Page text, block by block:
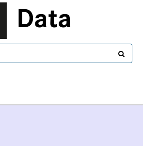
Data